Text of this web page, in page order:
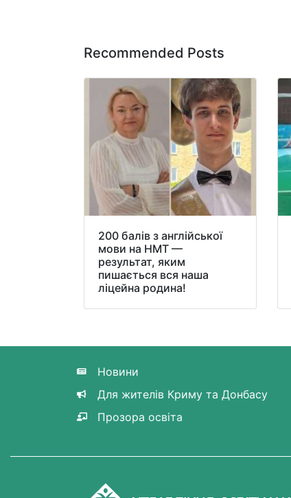
Recommended Posts
200 балів з англійської
мови на НМТ —
результат, яким
пишається вся наша
ліцейна родина!
Новини
Для жителів Криму та Донбасу
Прозора освіта